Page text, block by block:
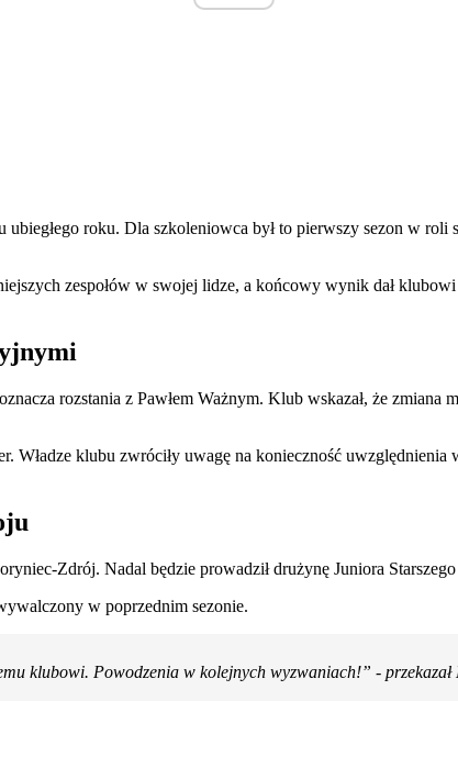
roku. Dla szkoleniowca był to pierwszy sezon w roli
zespołów w swojej lidze, a końcowy wynik dał klubowi
rozstania z Pawłem Ważnym. Klub wskazał, że
Władze klubu zwróciły uwagę na konieczność
Zdrój. Nadal będzie prowadził drużynę Juniora
w poprzednim sezonie.
klubowi. Powodzenia w kolejnych wyzwaniach!” -